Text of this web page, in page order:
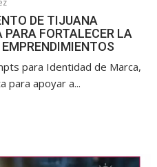
DE TIJUANA
FORTALECER LA
para Identidad de Marca,
para apoyar a...